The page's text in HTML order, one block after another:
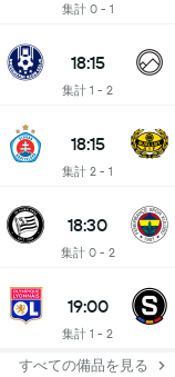
集計 0 - 1
18:15
集計 1 - 2
18:15
集計 2 - 1
18:30
集計 0 - 2
19:00
集計 1 - 2
すべての備品を見る